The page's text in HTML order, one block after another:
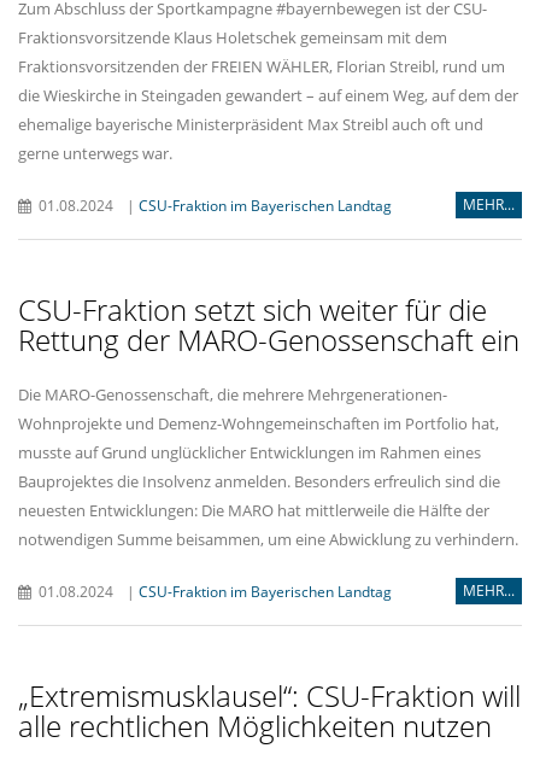
Zum Abschluss der Sportkampagne #bayernbewegen ist der CSU-
Fraktionsvorsitzende Klaus Holetschek gemeinsam mit dem
Fraktionsvorsitzenden der FREIEN WÄHLER, Florian Streibl, rund um
die Wieskirche in Steingaden gewandert – auf einem Weg, auf dem der
ehemalige bayerische Ministerpräsident Max Streibl auch oft und
gerne unterwegs war.
01.08.2024 | CSU-Fraktion im Bayerischen Landtag MEHR...
CSU-Fraktion setzt sich weiter für die
Rettung der MARO-Genossenschaft ein
Die MARO-Genossenschaft, die mehrere Mehrgenerationen-
Wohnprojekte und Demenz-Wohngemeinschaften im Portfolio hat,
musste auf Grund unglücklicher Entwicklungen im Rahmen eines
Bauprojektes die Insolvenz anmelden. Besonders erfreulich sind die
neuesten Entwicklungen: Die MARO hat mittlerweile die Hälfte der
notwendigen Summe beisammen, um eine Abwicklung zu verhindern.
01.08.2024 | CSU-Fraktion im Bayerischen Landtag MEHR...
Extremismusklausel“: CSU-Fraktion will
alle rechtlichen Möglichkeiten nutzen